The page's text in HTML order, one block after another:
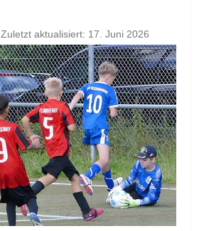
Zuletzt aktualisiert: 17. Juni 2026